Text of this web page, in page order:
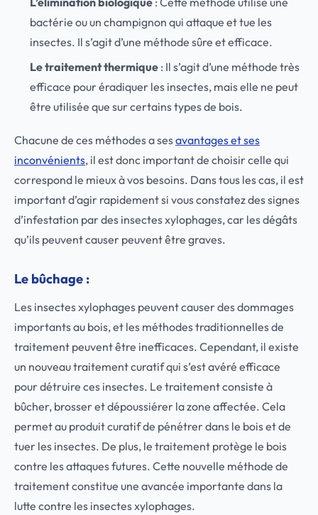
bactérie ou un champignon qui attaque et tue les
insectes. Il s’agit d’une méthode sûre et efficace.
Le traitement thermique : Il s’agit d’une méthode très
efficace pour éradiquer les insectes, mais elle ne peut
être utilisée que sur certains types de bois.
Chacune de ces méthodes a sesavantages et ses
inconvénients, il est donc important de choisir celle qui
correspond le mieux à vos besoins. Dans tous les cas, il est
important d’agir rapidement si vous constatez des signes
d’infestation par des insectes xylophages, car les dégâts
qu’ils peuvent causer peuvent être graves.
Le bûchage :
Les insectes xylophages peuvent causer des dommages
importants au bois, et les méthodes traditionnelles de
traitement peuvent être inefficaces. Cependant, il existe
un nouveau traitement curatif qui s’est avéré efficace
pour détruire ces insectes. Le traitement consiste à
bûcher, brosser et dépoussiérer la zone affectée. Cela
permet au produit curatif de pénétrer dans le bois et de
tuer les insectes. De plus, le traitement protège le bois
contre les attaques futures. Cette nouvelle méthode de
traitement constitue une avancée importante dans la
lutte contre les insectes xylophages.